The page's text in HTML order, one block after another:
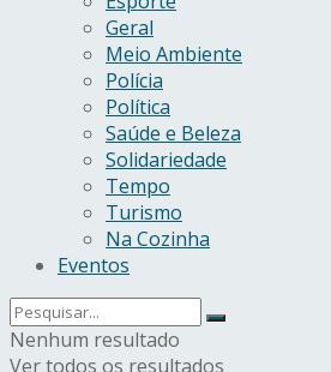
Geral
Meio Ambiente
Polícia
Política
Saúde e Beleza
Solidariedade
Tempo
Turismo
Na Cozinha
Eventos
Nenhum resultado
Ver todos os resultados